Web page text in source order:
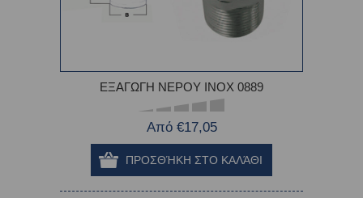
ΕΞΑΓΩΓΗ ΝΕΡΟΥ ΙΝΟΧ 0889
Από €17,05